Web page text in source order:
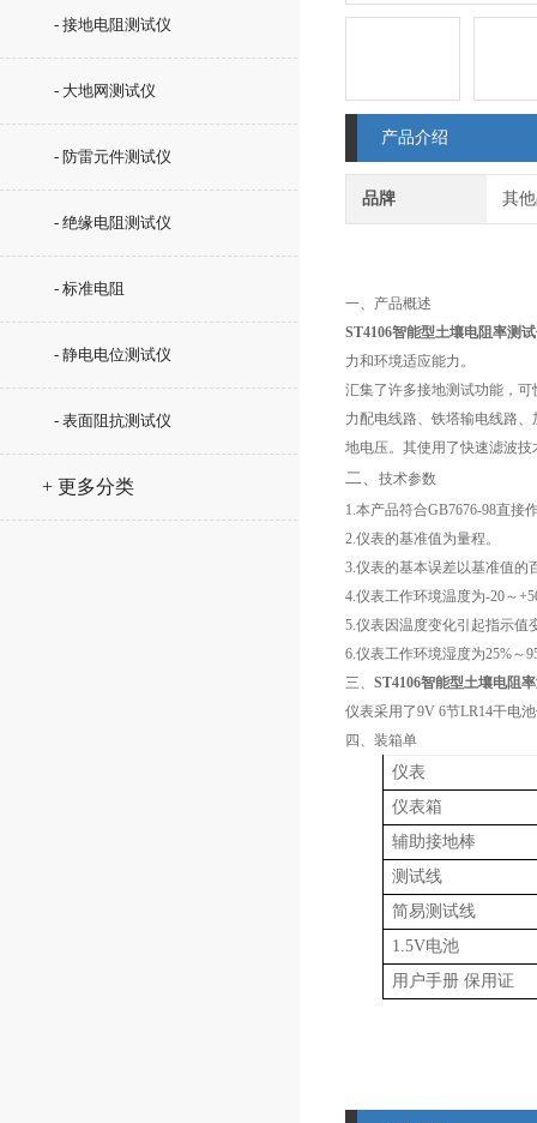
- 接地电阻测试仪
- 大地网测试仪
- 防雷元件测试仪
- 绝缘电阻测试仪
- 标准电阻
- 静电电位测试仪
- 表面阻抗测试仪
+ 更多分类
产品介绍
品牌 其
一、产品概述
ST4106智能型土壤电阻率测
力和环境适应能力。
汇集了许多接地测试功能，
力配电线路、铁塔输电线路
地电压。其使用了快速滤波
二、 技术参数
1.本产品符合GB7676-98直
2.仪表的基准值为量程。
3.仪表的基本误差以基准值的
4.仪表工作环境温度为-20～
5.仪表因温度变化引起指示
6.仪表工作环境湿度为25%～
三、 ST4106智能型土壤电阻
仪表采用了9V 6节LR14干电
四、装箱单
仪表
仪表箱
辅助接地棒
测试线
简易测试线
1.5V电池
用户手册 保用证